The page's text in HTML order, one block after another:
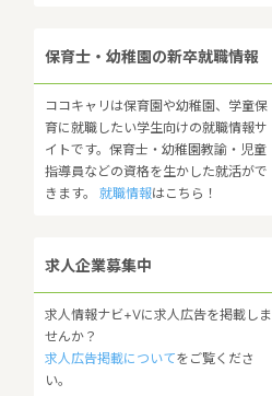
保育士・幼稚園の新卒就職情報
ココキャリは保育園や幼稚園、学童保
育に就職したい学生向けの就職情報サ
イトです。保育士・幼稚園教諭・児童
指導員などの資格を生かした就活がで
きます。 就職情報はこちら！
求人企業募集中
求人情報ナビ+Vに求人広告を掲載しま
せんか？
求人広告掲載についてをご覧くださ
い。